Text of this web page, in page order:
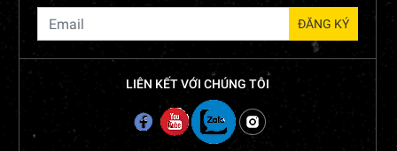
LIÊN KẾT VỚI CHÚNG TÔI